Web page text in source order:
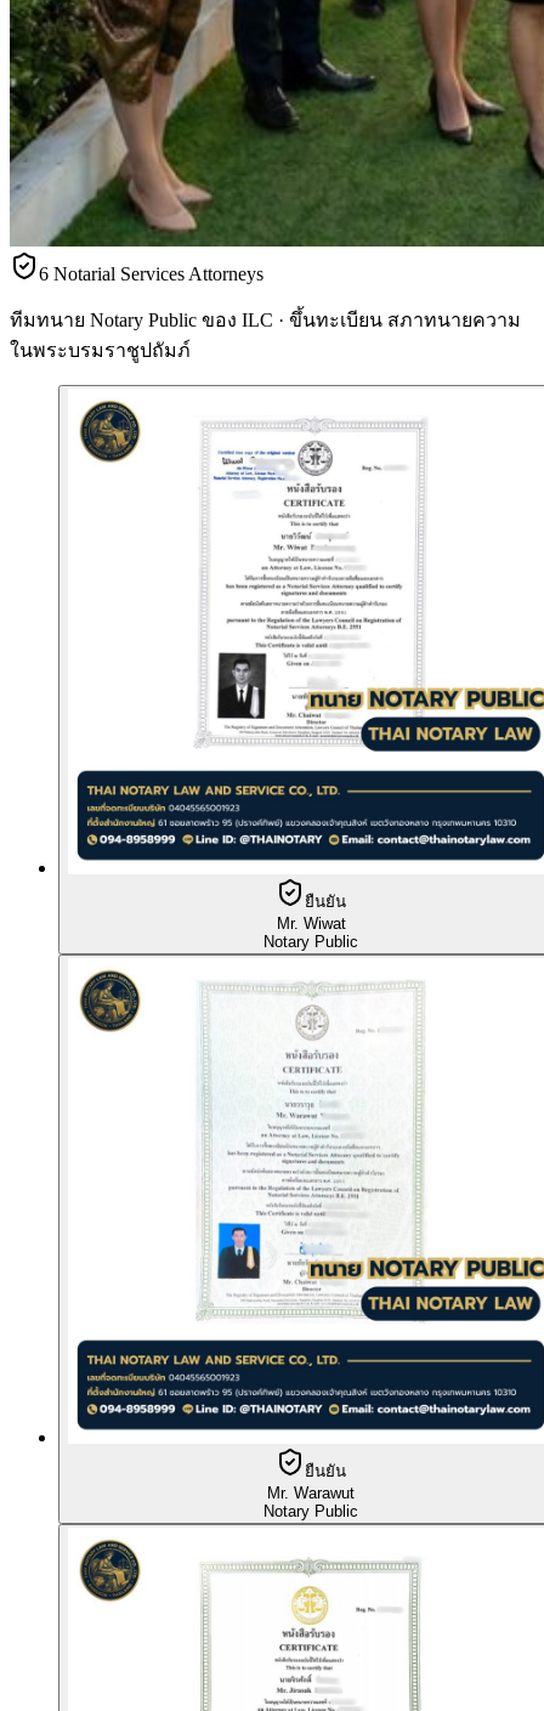
6 Notarial Services Attorneys
ทีมทนาย Notary Public ของ ILC · ขึ้นทะเบียน สภาทนายความ
ในพระบรมราชูปถัมภ์
ยืนยัน
Mr. Wiwat
Notary Public
ยืนยัน
Mr. Warawut
Notary Public